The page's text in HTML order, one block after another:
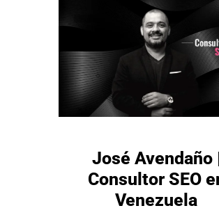
José Avendaño
Consultor SEO
Venezuela